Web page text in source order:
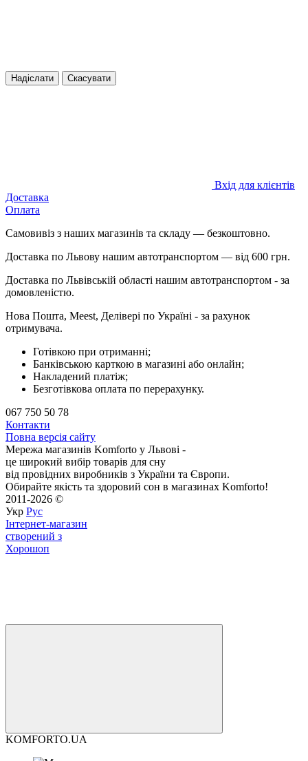
Надіслати Скасувати
Вхід для клієнтів
Доставка
Оплата
Самовивіз з наших магазинів та складу — безкоштовно.
Доставка по Львову нашим автотранспортом — від 600 грн.
Доставка по Львівській області нашим автотранспортом - за
домовленістю.
Нова Пошта, Meest, Делівері по Україні - за рахунок
отримувача.
Готівкою при отриманні;
Банківською карткою в магазині або онлайн;
Накладений платіж;
Безготівкова оплата по перерахунку.
067 750 50 78
Контакти
Повна версія сайту
Мережа магазинів Komforto у Львові -
це широкий вибір товарів для сну
від провідних виробників з України та Європи.
Обирайте якість та здоровий сон в магазинах Komforto!
2011-2026 ©
Укр Рус
Інтернет-магазин
створений з
Хорошоп
KOMFORTO.UA